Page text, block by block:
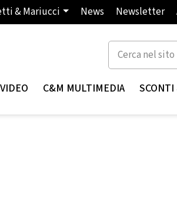
& Mariucci News Newsletter
VIDEO C&M MULTIMEDIA